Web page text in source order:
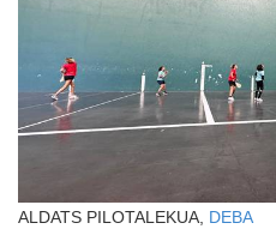
ALDATS PILOTALEKUA, DEBA